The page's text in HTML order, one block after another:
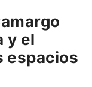
y el
espacios